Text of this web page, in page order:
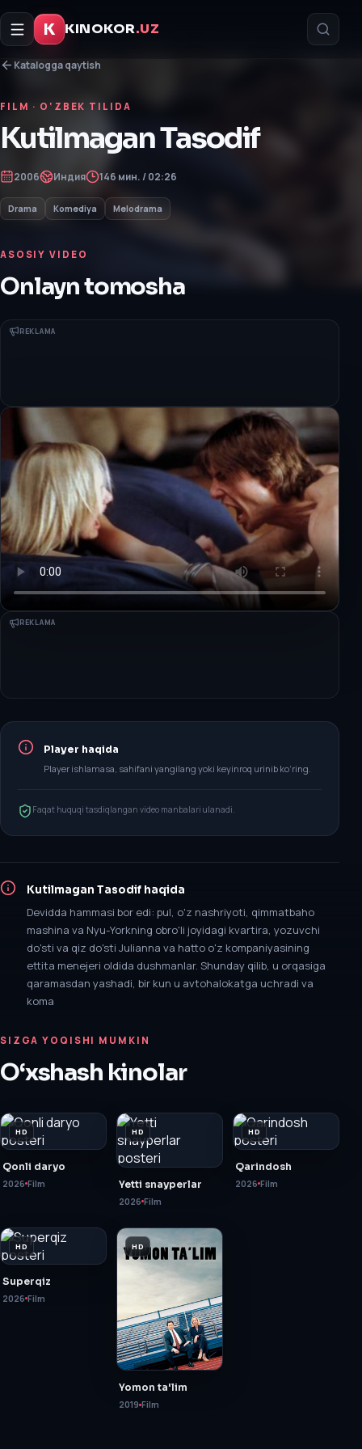
K KINOKOR.UZ
Katalogga qaytish
FILM · O‘ZBEK TILIDA
Kutilmagan Tasodif
2006 Индия 146 мин. / 02:26
Drama Komediya Melodrama
ASOSIY VIDEO
Onlayn tomosha
REKLAMA
REKLAMA
Player haqida
Player ishlamasa, sahifani yangilang yoki keyinroq urinib ko‘ring.
Faqat huquqi tasdiqlangan video manbalari ulanadi.
Kutilmagan Tasodif haqida
Devidda hammasi bor edi: pul, o'z nashriyoti, qimmatbaho
mashina va Nyu-Yorkning obro'li joyidagi kvartira, yozuvchi
do'sti va qiz do'sti Julianna va hatto o'z kompaniyasining
ettita menejeri oldida dushmanlar. Shunday qilib, u orqasiga
qaramasdan yashadi, bir kun u avtohalokatga uchradi va
koma
SIZGA YOQISHI MUMKIN
O‘xshash kinolar
HD
Qonli daryo
2026 Film
HD
Yetti snayperlar
2026 Film
HD
Qarindosh
2026 Film
HD
Superqiz
2026 Film
HD
Yomon ta'lim
2019 Film